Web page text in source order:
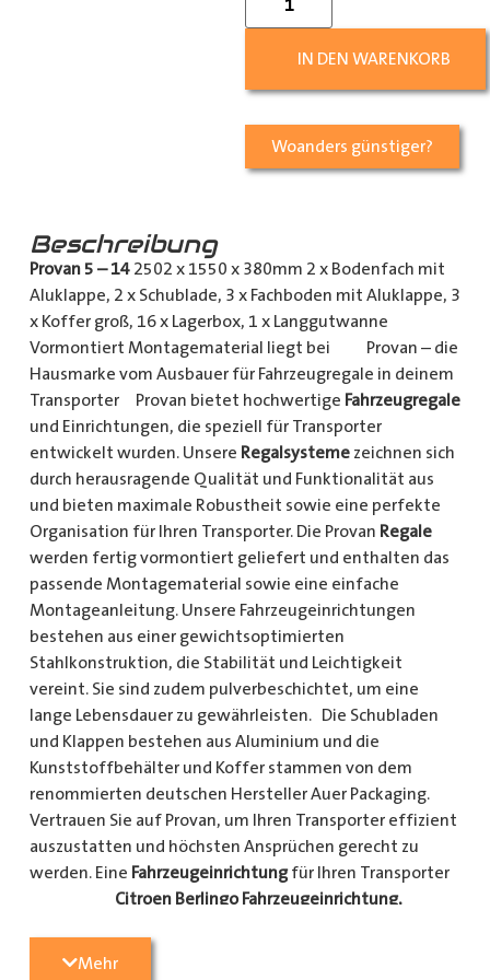
IN DEN WARENKORB
Woanders günstiger?
Beschreibung
Provan 5 – 142502 x 1550 x 380mm 2 x Bodenfach mit
Aluklappe, 2 x Schublade, 3 x Fachboden mit Aluklappe, 3
x Koffer groß, 16 x Lagerbox, 1 x Langgutwanne
Vormontiert Montagematerial liegt bei Provan – die
Hausmarke vom Ausbauer für Fahrzeugregale in deinem
Transporter Provan bietet hochwertige Fahrzeugregale
und Einrichtungen, die speziell für Transporter
entwickelt wurden. Unsere Regalsystemezeichnen sich
durch herausragende Qualität und Funktionalität aus
und bieten maximale Robustheit sowie eine perfekte
Organisation für Ihren Transporter. Die Provan Regale
werden fertig vormontiert geliefert und enthalten das
passende Montagematerial sowie eine einfache
Montageanleitung. Unsere Fahrzeugeinrichtungen
bestehen aus einer gewichtsoptimierten
Stahlkonstruktion, die Stabilität und Leichtigkeit
vereint. Sie sind zudem pulverbeschichtet, um eine
lange Lebensdauer zu gewährleisten. Die Schubladen
und Klappen bestehen aus Aluminium und die
Kunststoffbehälter und Koffer stammen von dem
renommierten deutschen Hersteller Auer Packaging.
Vertrauen Sie auf Provan, um Ihren Transporter effizient
auszustatten und höchsten Ansprüchen gerecht zu
werden. Eine Fahrzeugeinrichtungfür Ihren Transporter
Citroen Berlingo Fahrzeugeinrichtung,
Mehr